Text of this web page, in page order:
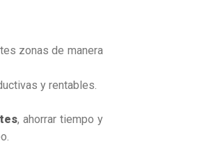
zonas de manera
y rentables.
, ahorrar tiempo y